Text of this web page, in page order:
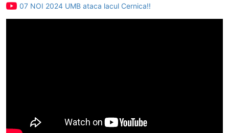
07 NOI 2024 UMB ataca lacul Cernica!!